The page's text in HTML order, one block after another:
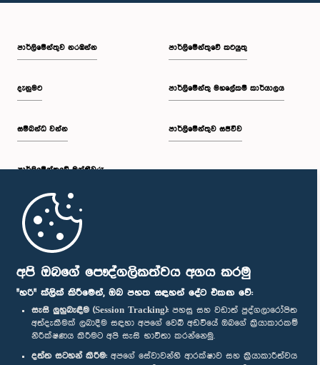
අපි ඔබගේ පෞද්ගලිකත්වය අගය කරමු
"හරි" ක්ලික් කිරීමෙන්, ඔබ පහත සඳහන් දේට එකඟ වේ:
සැසි ලුහුබැඳීම (Session Tracking): පහසු සහ වඩාත් පුද්ගලාරෝපිත
අත්දැකීමක් ලබාදීම සඳහා අපගේ වෙබ් අඩවියේ ඔබගේ ක්‍රියාකාරකම්
නිරීක්ෂණය කිරීමට අපි සැසි භාවිතා කරන්නෙමු.
දත්ත සටහන් කිරීම: අපගේ සේවාවන්හි ආරක්ෂාව සහ ක්‍රියාකාරීත්වය
පාර්ලි‌මේන්තුව නරඹන්න
දැනුමට
සම්බන්ධ වන්න
පාර්ලි‌මේන්තුවේ මන්ත්‍රීවරු
මුල් පිටුව
පාර්ලිමේන්තුවේ කටයුතු
පාර්ලිමේන්තු මහලේකම් කාර්යාලය
පාර්ලිමේන්තුව සජීවීව
පාර්ලිමේන්තු ජංගම යෙදුම
අප හා සම්බන්ධ වී සිටින්න :